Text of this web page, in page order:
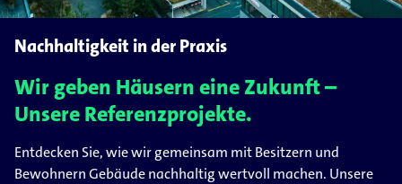
Nachhaltigkeit in der Praxis
Wir geben Häusern eine Zukunft –
Unsere Referenzprojekte.
Entdecken Sie, wie wir gemeinsam mit Besitzern und
Bewohnern Gebäude nachhaltig wertvoll machen. Unsere